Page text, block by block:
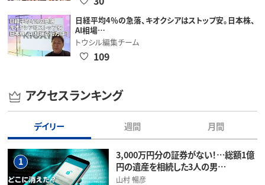
日経平均4％の急落、キオクシアはストップ安。日本株、
AI相場…
トウシル編集チーム
109
アクセスランキング
デイリー 週間 月間
1
3,000万円分の証券がない！…総額1億
円の遺産を相続した3人の男…
山村 暢彦